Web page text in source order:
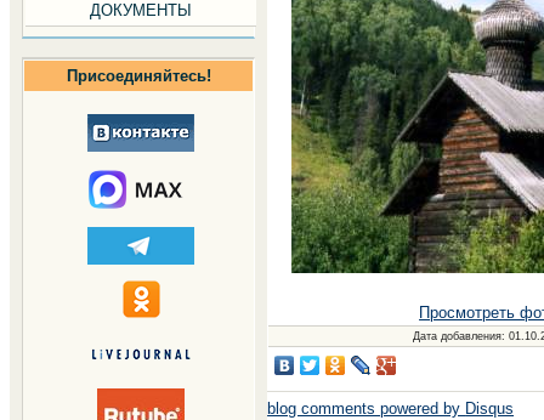
ДОКУМЕНТЫ
Присоединяйтесь!
Просмотреть
Дата добавления:
blog comments powered by Disqus